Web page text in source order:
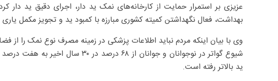
عزیزی بر استمرار حمایت از کارخانه‌های نمک ید دار، اجرای دقیق ید
بهداشت، فعال نگهداشتن کمیته کشوری مبارزه با کمبود ید و تجویز مکمل
وی با بیان اینکه مردم نباید اطلاعات پزشکی در زمینه مصرف نوع نمک را از
شیوع گواتر در نوجوانان و جوانان از
ید بالاتر رفته است.